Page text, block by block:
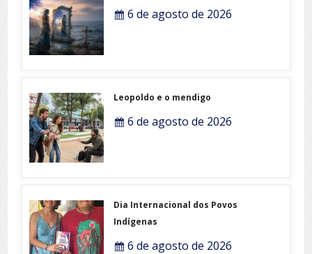
6 de agosto de 2026
Leopoldo e o mendigo
6 de agosto de 2026
Dia Internacional dos Povos
Indígenas
6 de agosto de 2026